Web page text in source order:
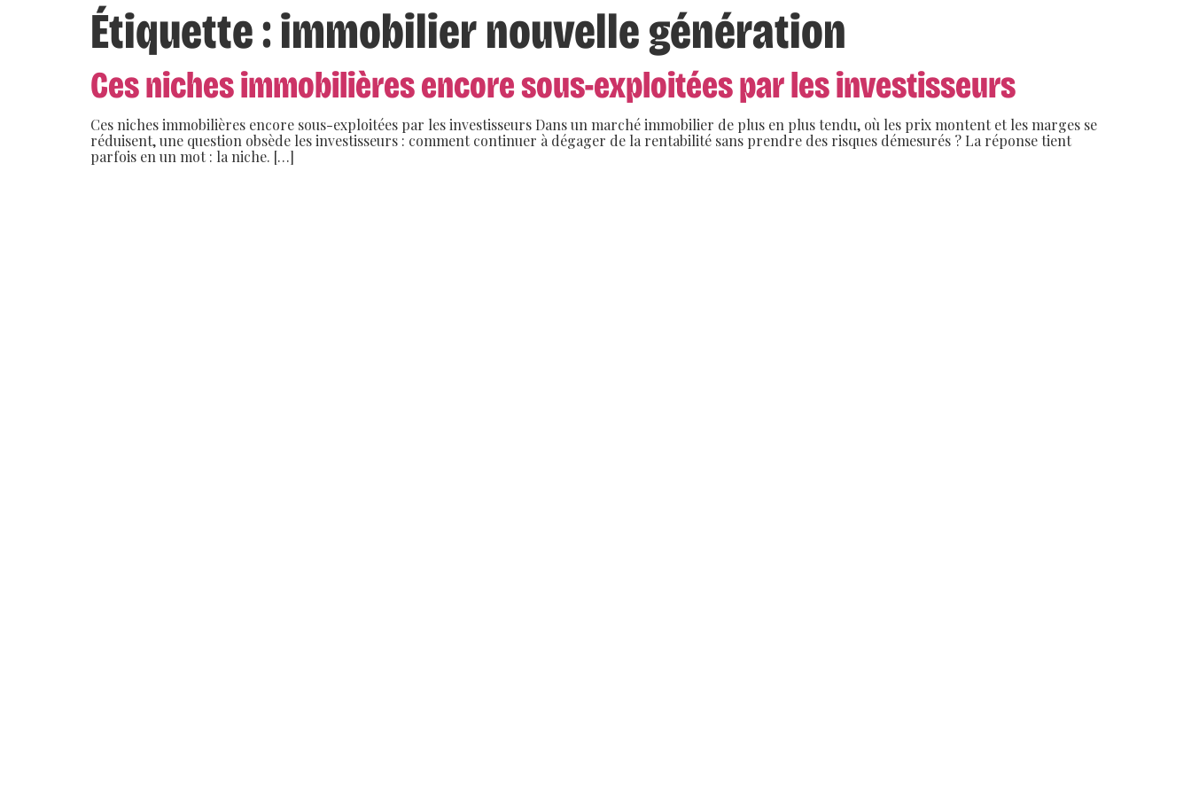
Étiquette :immobilier nouvelle génération
Ces niches immobilières encore sous-exploitées par les investisseurs
Ces niches immobilières encore sous-exploitées par les investisseurs Dans un marché immobilier de plus en plus tendu, où les prix montent et les marges se
réduisent, une question obsède les investisseurs : comment continuer à dégager de la rentabilité sans prendre des risques démesurés ? La réponse tient
parfois en un mot : la niche. […]